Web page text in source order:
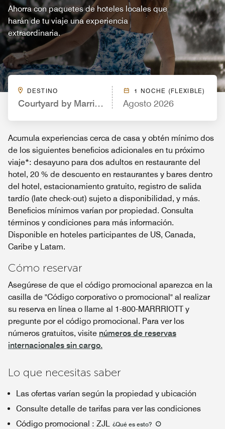
Ahorra con paquetes de hoteles locales que
harán de tu viaje una experiencia
extraordinaria.
DESTINO
Courtyard by Marriott Atlanta Dunwoody
1 NOCHE (FLEXIBLE)
Agosto 2026
Acumula experiencias cerca de casa y obtén mínimo dos
de los siguientes beneficios adicionales en tu próximo
viaje*: desayuno para dos adultos en restaurante del
hotel, 20 % de descuento en restaurantes y bares dentro
del hotel, estacionamiento gratuito, registro de salida
tardío (late check-out) sujeto a disponibilidad, y más.
Beneficios mínimos varían por propiedad. Consulta
términos y condiciones para más información.
Disponible en hoteles participantes de US, Canada,
Caribe y Latam.
Cómo reservar
Asegúrese de que el código promocional aparezca en la
casilla de "Código corporativo o promocional" al realizar
su reserva en línea o llame al 1-800-MARRRIOTT y
pregunte por el código promocional. Para ver los
números gratuitos, visite números de reservas
internacionales sin cargo.
Lo que necesitas saber
Las ofertas varían según la propiedad y ubicación
Consulte detalle de tarifas para ver las condiciones
Código promocional : ZJL ¿Qué es esto?